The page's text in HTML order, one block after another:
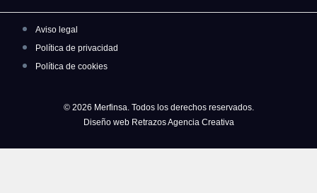
Aviso legal
Política de privacidad
Política de cookies
© 2026 Merfinsa. Todos los derechos reservados.
Diseño web Retrazos Agencia Creativa